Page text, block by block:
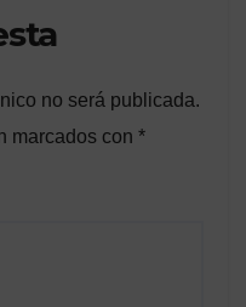
no será publicada.
marcados con *